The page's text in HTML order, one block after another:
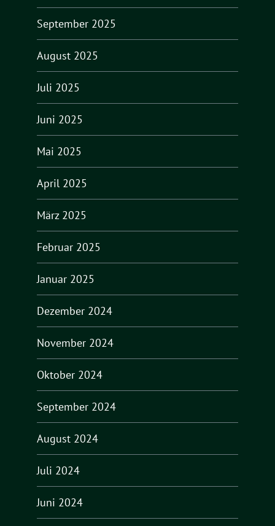
September 2025
August 2025
Juli 2025
Juni 2025
Mai 2025
April 2025
März 2025
Februar 2025
Januar 2025
Dezember 2024
November 2024
Oktober 2024
September 2024
August 2024
Juli 2024
Juni 2024